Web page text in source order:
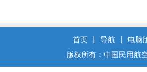
首页 丨 导航 丨
电脑
版权所有：中国民用航